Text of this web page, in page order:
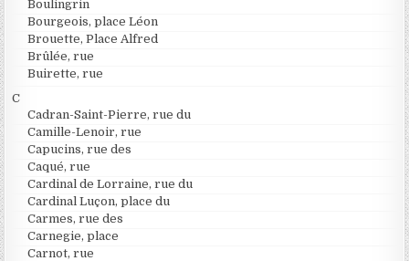
Boulingrin
Bourgeois, place Léon
Brouette, Place Alfred
Brûlée, rue
Buirette, rue
C
Cadran-Saint-Pierre, rue du
Camille-Lenoir, rue
Capucins, rue des
Caqué, rue
Cardinal de Lorraine, rue du
Cardinal Luçon, place du
Carmes, rue des
Carnegie, place
Carnot, rue